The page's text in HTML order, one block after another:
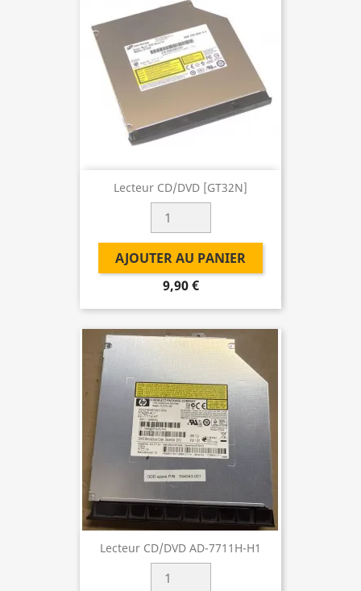
Lecteur CD/DVD [GT32N]
AJOUTER AU PANIER
9,90 €
Lecteur CD/DVD AD-7711H-H1